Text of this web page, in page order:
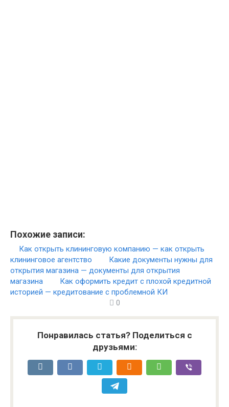
Похожие записи:
Как открыть клининговую компанию — как открыть
клининговое агентство
Какие документы нужны для
открытия магазина — документы для открытия
магазина
Как оформить кредит с плохой кредитной
историей — кредитование с проблемной КИ
0
Понравилась статья? Поделиться с
друзьями: